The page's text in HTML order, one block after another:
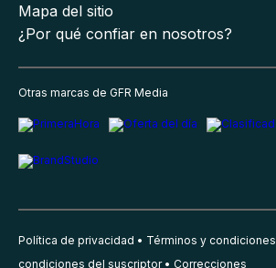
Mapa del sitio
¿Por qué confiar en nosotros?
Otras marcas de GFR Media
Política de privacidad Términos y condiciones
condiciones del suscriptor
Correcciones